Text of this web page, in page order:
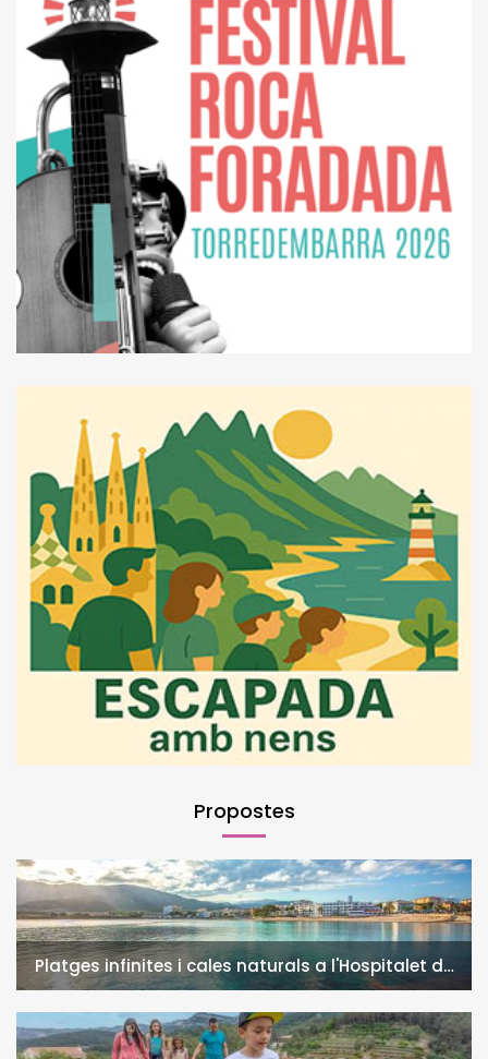
Propostes
Platges infinites i cales naturals a l'Hospitalet de
l'Infant i la Vall de Llors